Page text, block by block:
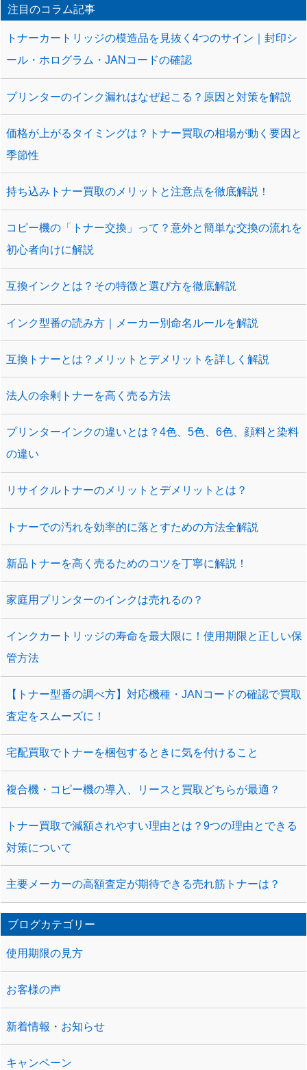
注目のコラム記事
トナーカートリッジの模造品を見抜く4つのサイン｜封印シ
ール・ホログラム・JANコードの確認
プリンターのインク漏れはなぜ起こる？原因と対策を解説
価格が上がるタイミングは？トナー買取の相場が動く要因と
季節性
持ち込みトナー買取のメリットと注意点を徹底解説！
コピー機の「トナー交換」って？意外と簡単な交換の流れを
初心者向けに解説
互換インクとは？その特徴と選び方を徹底解説
インク型番の読み方｜メーカー別命名ルールを解説
互換トナーとは？メリットとデメリットを詳しく解説
法人の余剰トナーを高く売る方法
プリンターインクの違いとは？4色、5色、6色、顔料と染料
の違い
リサイクルトナーのメリットとデメリットとは？
トナーでの汚れを効率的に落とすための方法全解説
新品トナーを高く売るためのコツを丁寧に解説！
家庭用プリンターのインクは売れるの？
インクカートリッジの寿命を最大限に！使用期限と正しい保
管方法
【トナー型番の調べ方】対応機種・JANコードの確認で買取
査定をスムーズに！
宅配買取でトナーを梱包するときに気を付けること
複合機・コピー機の導入、リースと買取どちらが最適？
トナー買取で減額されやすい理由とは？9つの理由とできる
対策について
主要メーカーの高額査定が期待できる売れ筋トナーは？
ブログカテゴリー
使用期限の見方
お客様の声
新着情報・お知らせ
キャンペーン